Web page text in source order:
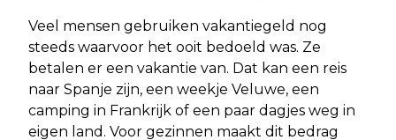
Veel mensen gebruiken vakantiegeld nog
steeds waarvoor het ooit bedoeld was. Ze
betalen er een vakantie van. Dat kan een reis
naar Spanje zijn, een weekje Veluwe, een
camping in Frankrijk of een paar dagjes weg in
eigen land. Voor gezinnen maakt dit bedrag